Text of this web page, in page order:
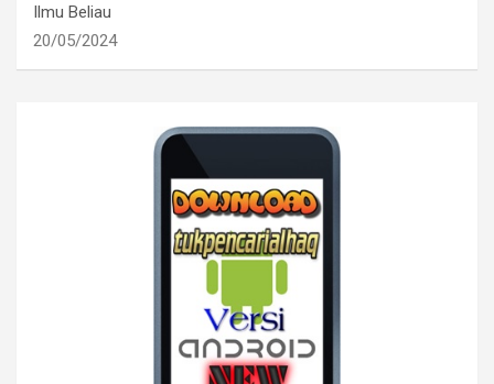
Ilmu Beliau
20/05/2024